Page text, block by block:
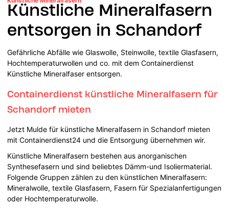
Künstliche Mineralfasern
entsorgen in Schandorf
Gefährliche Abfälle wie Glaswolle, Steinwolle, textile Glasfasern,
Hochtemperaturwollen und co. mit dem Containerdienst
Künstliche Mineralfaser entsorgen.
Containerdienst künstliche Mineralfasern für
Schandorf mieten
Jetzt Mulde für künstliche Mineralfasern in Schandorf mieten
mit Containerdienst24 und die Entsorgung übernehmen wir.
Künstliche Mineralfasern bestehen aus anorganischen
Synthesefasern und sind beliebtes Dämm-und Isoliermaterial.
Folgende Gruppen zählen zu den künstlichen Mineralfasern:
Mineralwolle, textile Glasfasern, Fasern für Spezialanfertigungen
oder Hochtemperaturwolle.